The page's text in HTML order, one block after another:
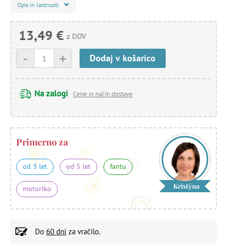
Opis in lastnosti
13,49 € z DDV
+
- Dodaj v košarico
Na zalogi Cene in način dostave
Primerno za
od 3 let od 5 let fantu
motoriko Kristýna
Do 60 dni za vračilo.